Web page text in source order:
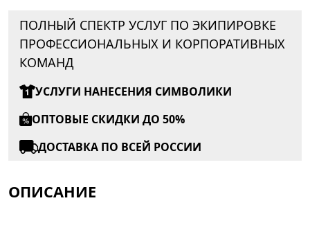
ПОЛНЫЙ СПЕКТР УСЛУГ ПО ЭКИПИРОВКЕ
ПРОФЕССИОНАЛЬНЫХ И КОРПОРАТИВНЫХ
КОМАНД
УСЛУГИ НАНЕСЕНИЯ СИМВОЛИКИ
ОПТОВЫЕ СКИДКИ ДО 50%
ДОСТАВКА ПО ВСЕЙ РОССИИ
ОПИСАНИЕ